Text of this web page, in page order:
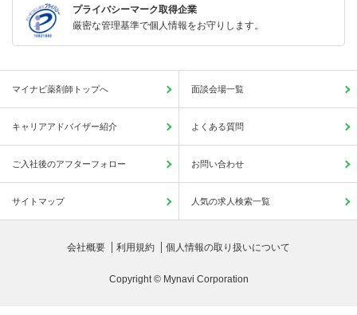
プライバシーマーク取得企業
厳密な管理基準で個人情報をお守りします。
マイナビ薬剤師トップへ 面談会場一覧
キャリアアドバイザー紹介 よくある質問
ご入社後のアフターフォロー お問い合わせ
サイトマップ 人気の求人検索一覧
会社概要 利用規約 個人情報の取り扱いについて
Copyright © Mynavi Corporation